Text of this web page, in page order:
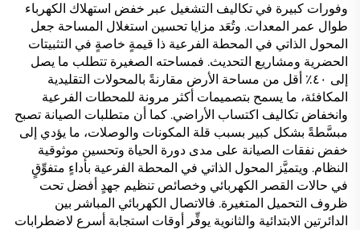
وفورات كبيرة في تكاليف التشغيل عبر خفض استهلاك الكهرباء
طوال عمر المعدات. وتُعَد مزايا تحسين استغلال المساحة جعل
المحول الذاتي في المحطة الفرعية ذا قيمةٍ خاصةٍ في التثبيتات
الحضرية ومشاريع التحديث. فمساحته الصغيرة تتطلب ما يصل
إلى ٤٠٪ أقل من مساحة الأرض مقارنةً بالمحولات التقليدية
المكافئة، ما يسمح بتصميمات أكثر مرونة للمحطات الفرعية
وانخفاض تكاليف اكتساب الأراضي. كما أن متطلبات الصيانة تصبح
مبسَّطةً بشكل كبير بسبب قلة المكونات والوصلات، ما يؤدي إلى
خفض نفقات الصيانة على مدى دورة الحياة وتحسين موثوقية
النظام. ويتميَّز المحول الذاتي في المحطة الفرعية بأداءٍ متفوِّقٍ
في حالات القصر الكهربائي وخصائص تنظيم جهدٍ أفضل تحت
ظروف التحميل المتغيرة. فالاتصال الكهربائي المباشر بين
الدائرتين الابتدائية والثانوية يوفِّر أوقات استجابة أسرع لاضطرابات